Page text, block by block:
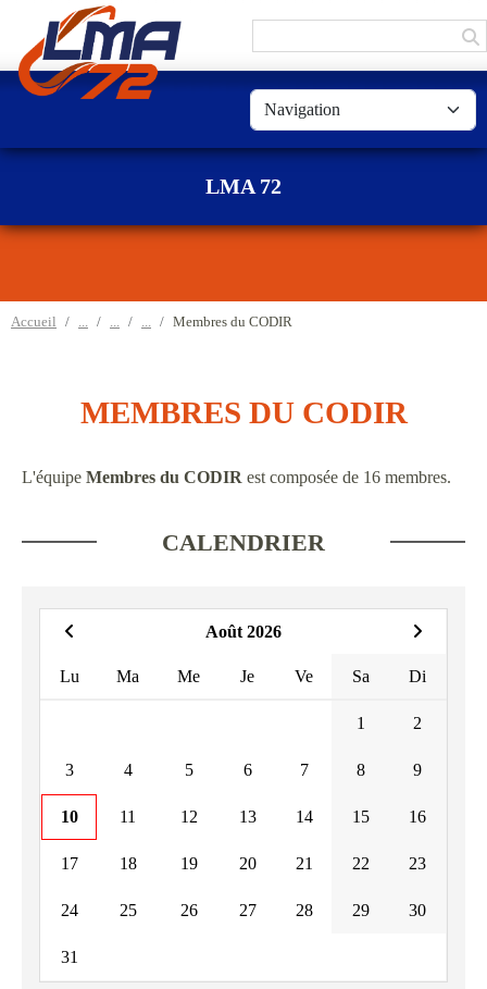
LMA 72
Accueil Membres du CODIR
MEMBRES DU CODIR
L'équipe Membres du CODIR est composée de 16 membres.
CALENDRIER
Août 2026
Lu Ma Me Je Ve Sa Di
1 2
3 4 5 6 7 8 9
10 11 12 13 14 15 16
17 18 19 20 21 22 23
24 25 26 27 28 29 30
31
Panneau de gestion des cookies